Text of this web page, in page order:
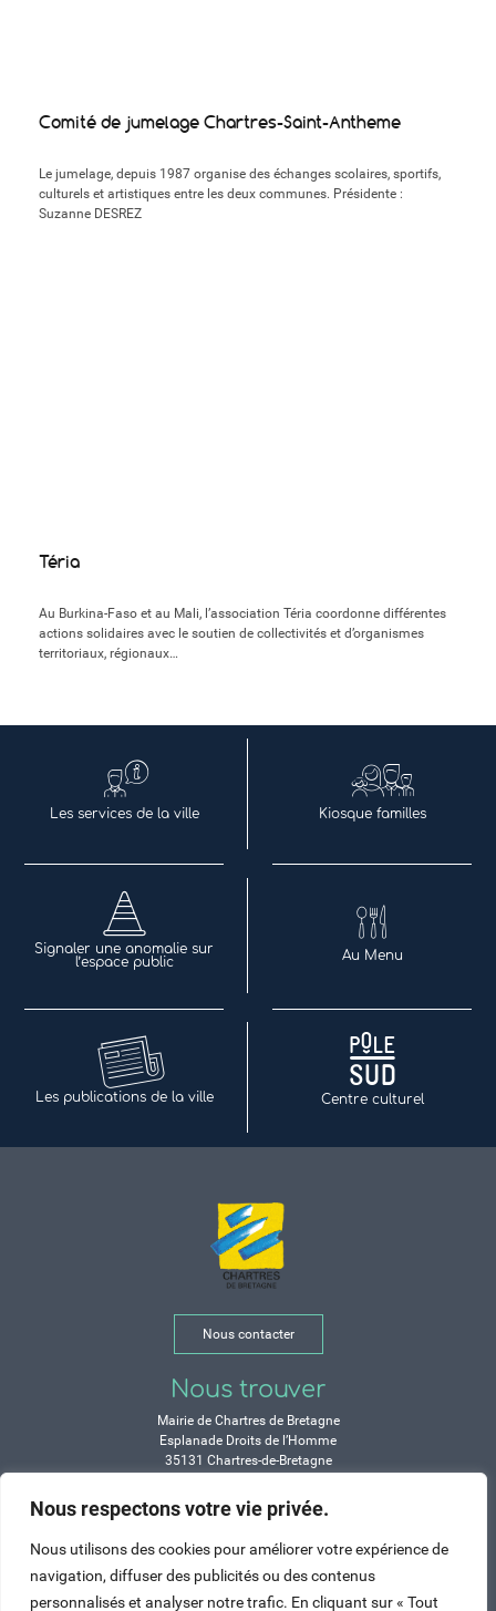
Nous respectons votre vie privée.
Nous utilisons des cookies pour améliorer votre expérience de
navigation, diffuser des publicités ou des contenus
personnalisés et analyser notre trafic. En cliquant sur « Tout
Comité de jumelage Chartres-Saint-Antheme
Le jumelage, depuis 1987 organise des échanges scolaires, sportifs,
culturels et artistiques entre les deux communes. Présidente :
Suzanne DESREZ
Téria
Au Burkina-Faso et au Mali, l’association Téria coordonne différentes
actions solidaires avec le soutien de collectivités et d’organismes
territoriaux, régionaux…
Les services de la ville Kiosque familles
Signaler une anomalie sur
l’espace public
Au Menu
Les publications de la ville Centre culturel
Nous contacter
Nous trouver
Mairie de Chartres de Bretagne
Esplanade Droits de l’Homme
35131 Chartres-de-Bretagne
Horaires
Durant les congés d’été :